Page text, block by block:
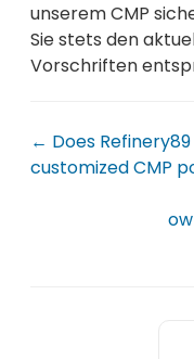
unserem CMP
Sie stets den
Vorschriften
← Does
customized CMP